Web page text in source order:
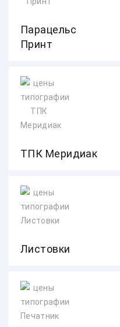
Парацельс
Принт
ТПК Меридиак
Листовки